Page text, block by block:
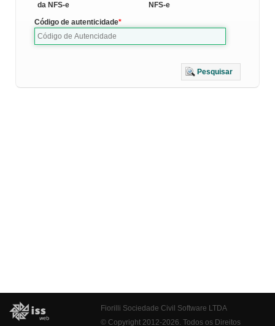
da NFS-e
NFS-e
Código de autenticidade
Pesquisar
Fiorilli Sociedade Civil Software LTDA
© Copyright 2012-2026. Todos os Direitos